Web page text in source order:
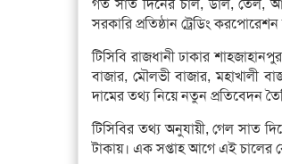
সরকারি প্রতিষ্ঠান ট্রেডিং
টিসিবি রাজধানী ঢাকার
বাজার, মৌলভী বাজার, মহাখালী
দামের তথ্য নিয়ে নতুন প্রতিবেদন
টিসিবির তথ্য অনুযায়ী, গেল সাত
টাকায়। এক সপ্তাহ আগে এই চালের